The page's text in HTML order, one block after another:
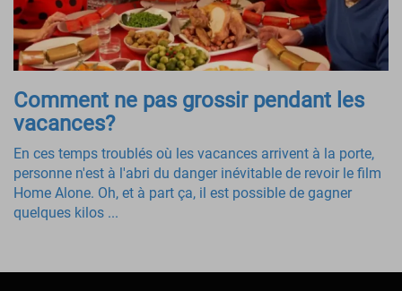
Comment ne pas grossir pendant les
vacances?
En ces temps troublés où les vacances arrivent à la porte,
personne n'est à l'abri du danger inévitable de revoir le film
Home Alone. Oh, et à part ça, il est possible de gagner
quelques kilos ...